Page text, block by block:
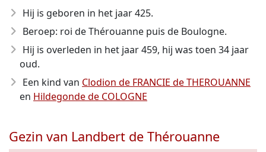
Hij is geboren in het jaar 425.
Beroep: roi de Thérouanne puis de Boulogne.
Hij is overleden in het jaar 459, hij was toen 34 jaar
oud.
Een kind van Clodion de FRANCIE de THEROUANNE
en Hildegonde de COLOGNE
Gezin van Landbert de Thérouanne